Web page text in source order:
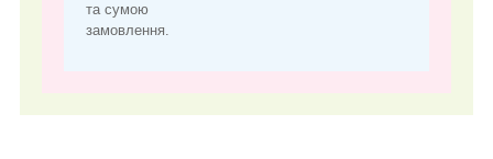
та сумою
замовлення.